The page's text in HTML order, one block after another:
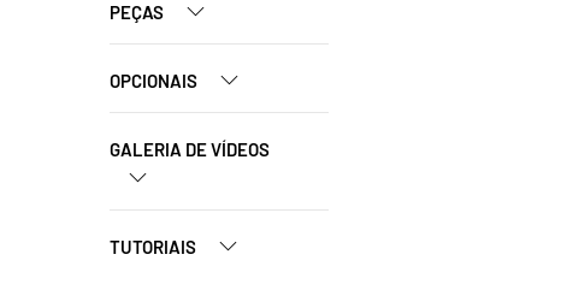
PEÇAS
OPCIONAIS
GALERIA DE VÍDEOS
TUTORIAIS